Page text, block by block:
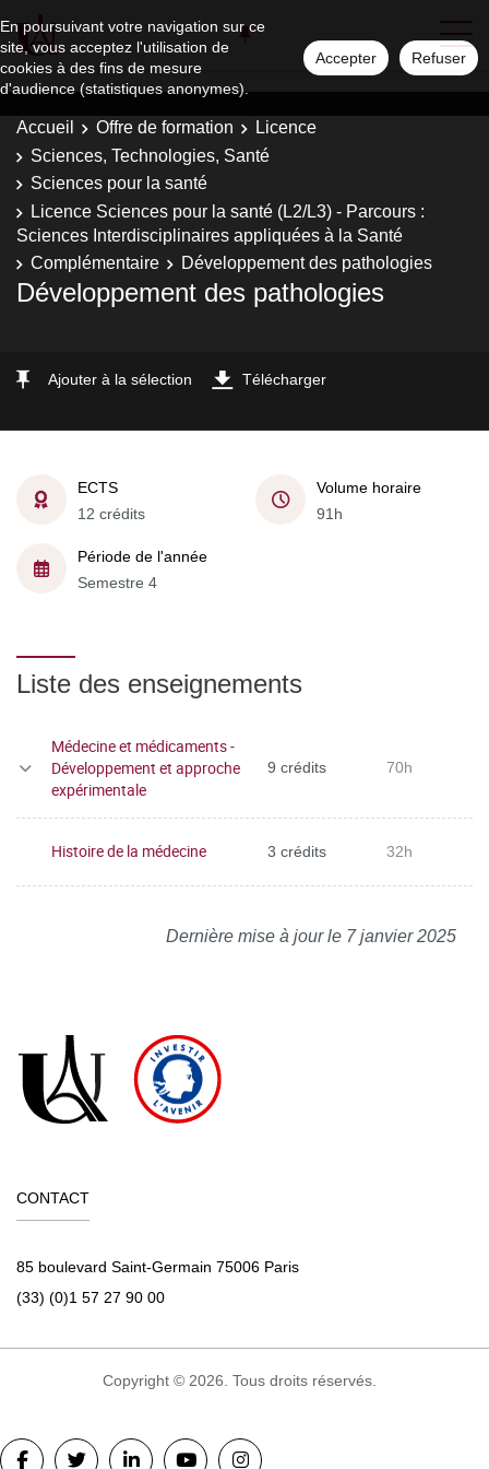
En poursuivant votre navigation sur ce
site, vous acceptez l'utilisation de
cookies à des fins de mesure
d'audience (statistiques anonymes).
Accepter Refuser
Accueil Offre de formation
Licence
Sciences, Technologies, Santé
Sciences pour la santé
Licence Sciences pour la santé (L2/L3) - Parcours :
Sciences Interdisciplinaires appliquées à la Santé
Complémentaire
Développement des pathologies
Développement des pathologies
Ajouter à la sélection Télécharger
ECTS
12 crédits
Volume horaire
91h
Période de l'année
Semestre 4
Liste des enseignements
Médecine et médicaments -
Développement et approche
expérimentale
9 crédits 70h
Histoire de la médecine 3 crédits 32h
Dernière mise à jour le 7 janvier 2025
CONTACT
85 boulevard Saint-Germain 75006 Paris
(33) (0)1 57 27 90 00
Copyright © 2026. Tous droits réservés.